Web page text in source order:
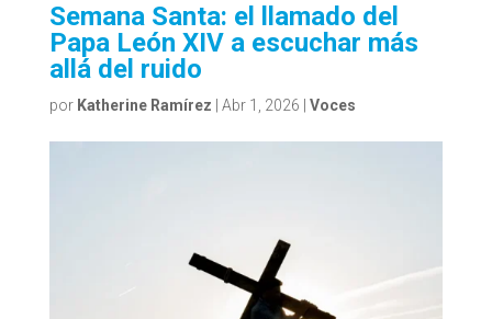
Semana Santa: el llamado del
Papa León XIV a escuchar más
allá del ruido
por Katherine Ramírez Abr 1, 2026 Voces